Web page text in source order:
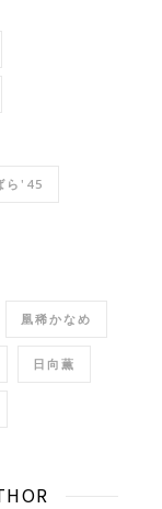
ら'45
凰稀かなめ
日向薫